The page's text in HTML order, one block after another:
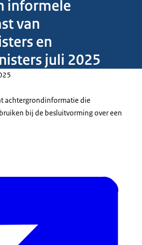
informele
van
en
juli 2025
achtergrondinformatie die
bij de besluitvorming over een